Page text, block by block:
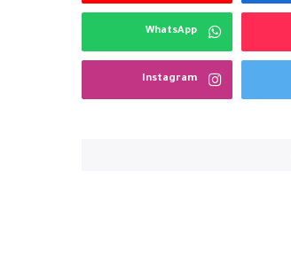
WhatsApp
Instagram